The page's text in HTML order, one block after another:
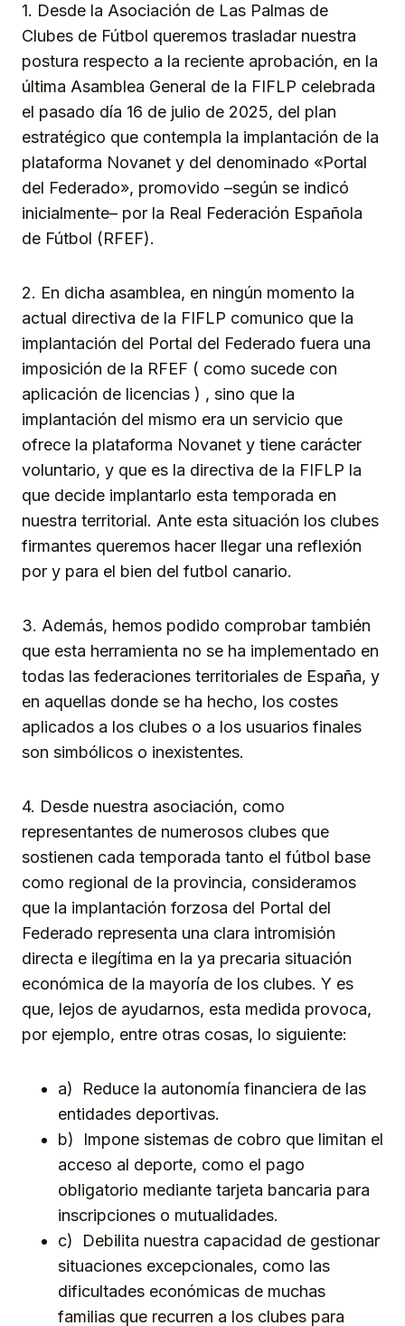
1. Desde la Asociación de Las Palmas de
Clubes de Fútbol queremos trasladar nuestra
postura respecto a la reciente aprobación, en la
última Asamblea General de la FIFLP celebrada
el pasado día 16 de julio de 2025, del plan
estratégico que contempla la implantación de la
plataforma Novanet y del denominado «Portal
del Federado», promovido –según se indicó
inicialmente– por la Real Federación Española
de Fútbol (RFEF).
2. En dicha asamblea, en ningún momento la
actual directiva de la FIFLP comunico que la
implantación del Portal del Federado fuera una
imposición de la RFEF ( como sucede con
aplicación de licencias ) , sino que la
implantación del mismo era un servicio que
ofrece la plataforma Novanet y tiene carácter
voluntario, y que es la directiva de la FIFLP la
que decide implantarlo esta temporada en
nuestra territorial. Ante esta situación los clubes
firmantes queremos hacer llegar una reflexión
por y para el bien del futbol canario.
3. Además, hemos podido comprobar también
que esta herramienta no se ha implementado en
todas las federaciones territoriales de España, y
en aquellas donde se ha hecho, los costes
aplicados a los clubes o a los usuarios finales
son simbólicos o inexistentes.
4. Desde nuestra asociación, como
representantes de numerosos clubes que
sostienen cada temporada tanto el fútbol base
como regional de la provincia, consideramos
que la implantación forzosa del Portal del
Federado representa una clara intromisión
directa e ilegítima en la ya precaria situación
económica de la mayoría de los clubes. Y es
que, lejos de ayudarnos, esta medida provoca,
por ejemplo, entre otras cosas, lo siguiente:
a) Reduce la autonomía financiera de las
entidades deportivas.
b) Impone sistemas de cobro que limitan el
acceso al deporte, como el pago
obligatorio mediante tarjeta bancaria para
inscripciones o mutualidades.
c) Debilita nuestra capacidad de gestionar
situaciones excepcionales, como las
dificultades económicas de muchas
familias que recurren a los clubes para